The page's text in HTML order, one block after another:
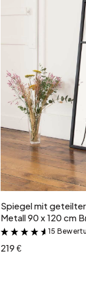
In
Spiegel mit
Metall 90 x 120 cm
&
15
219 €